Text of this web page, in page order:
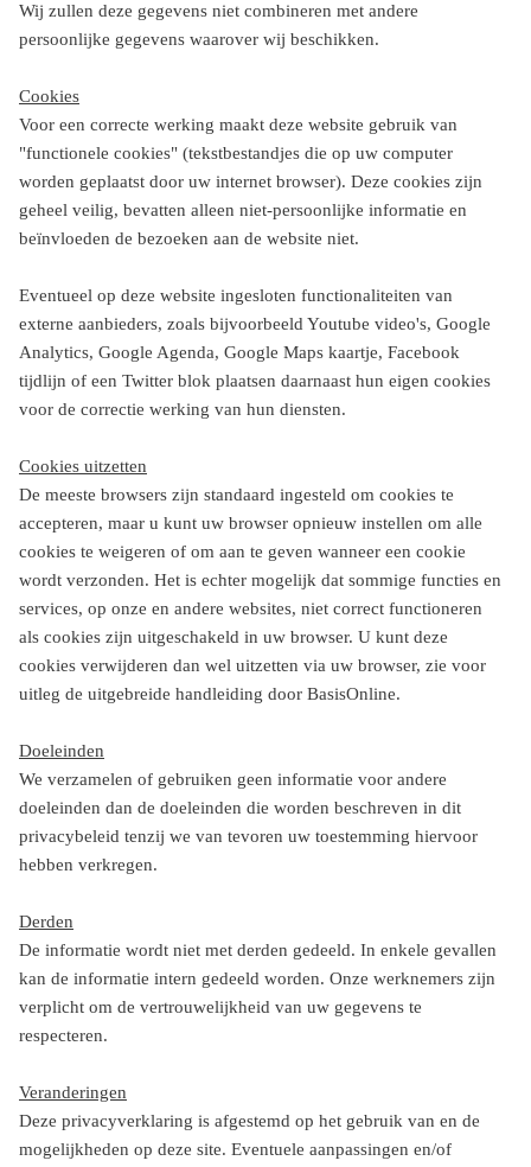
Wij zullen deze gegevens niet combineren met andere
persoonlijke gegevens waarover wij beschikken.
Cookies
Voor een correcte werking maakt deze website gebruik van
"functionele cookies" (tekstbestandjes die op uw computer
worden geplaatst door uw internet browser). Deze cookies zijn
geheel veilig, bevatten alleen niet-persoonlijke informatie en
beïnvloeden de bezoeken aan de website niet.
Eventueel op deze website ingesloten functionaliteiten van
externe aanbieders, zoals bijvoorbeeld Youtube video's, Google
Analytics, Google Agenda, Google Maps kaartje, Facebook
tijdlijn of een Twitter blok plaatsen daarnaast hun eigen cookies
voor de correctie werking van hun diensten.
Cookies uitzetten
De meeste browsers zijn standaard ingesteld om cookies te
accepteren, maar u kunt uw browser opnieuw instellen om alle
cookies te weigeren of om aan te geven wanneer een cookie
wordt verzonden. Het is echter mogelijk dat sommige functies en
services, op onze en andere websites, niet correct functioneren
als cookies zijn uitgeschakeld in uw browser. U kunt deze
cookies verwijderen dan wel uitzetten via uw browser, zie voor
uitleg de uitgebreide handleiding door BasisOnline.
Doeleinden
We verzamelen of gebruiken geen informatie voor andere
doeleinden dan de doeleinden die worden beschreven in dit
privacybeleid tenzij we van tevoren uw toestemming hiervoor
hebben verkregen.
Derden
De informatie wordt niet met derden gedeeld. In enkele gevallen
kan de informatie intern gedeeld worden. Onze werknemers zijn
verplicht om de vertrouwelijkheid van uw gegevens te
respecteren.
Veranderingen
Deze privacyverklaring is afgestemd op het gebruik van en de
mogelijkheden op deze site. Eventuele aanpassingen en/of